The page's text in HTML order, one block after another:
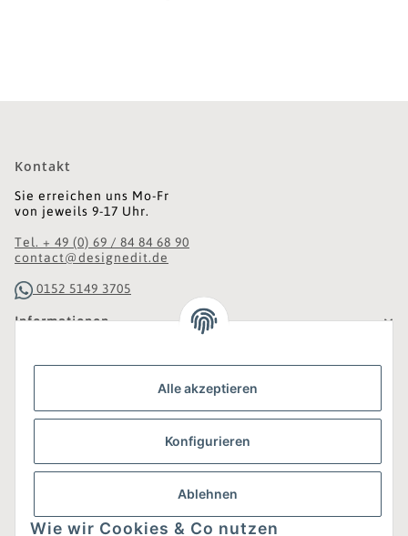
Alle akzeptieren
Konfigurieren
Ablehnen
Wie wir Cookies & Co nutzen
Kontakt
Sie erreichen uns Mo-Fr
von jeweils 9-17 Uhr.
Tel. + 49 (0) 69 / 84 84 68 90
contact@designedit.de
0152 5149 3705
Informationen
Gesetzliche Informationen
Was ist DesignEdit_?
Eine Online-Boutique für individuelles Design.
Ausgewählte Designer-Möbel und Accessoires, neue und
gebrauchte Designklassiker, die Entdeckung
unbekannter Manufakturen und Interior-Schätze aus
aller Welt sowie ein Blogazine mit jeder Menge
Inspiration.